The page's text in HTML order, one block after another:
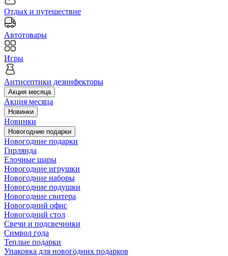
Отдых и путешествие
Автотовары
Игры
Антисептики дезинфекторы
Акция месяца
Акция месяца
Новинки
Новинки
Новогодние подарки
Новогодние подарки
Гирлянда
Елочные шары
Новогодние игрушки
Новогодние наборы
Новогодние подушки
Новогодние свитера
Новогодний офис
Новогодний стол
Свечи и подсвечники
Символ года
Теплые подарки
Упаковка для новогодних подарков